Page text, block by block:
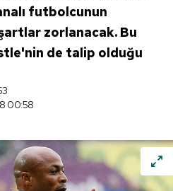
futbolcunun
zorlanacak. Bu
de talip olduğu
00:58